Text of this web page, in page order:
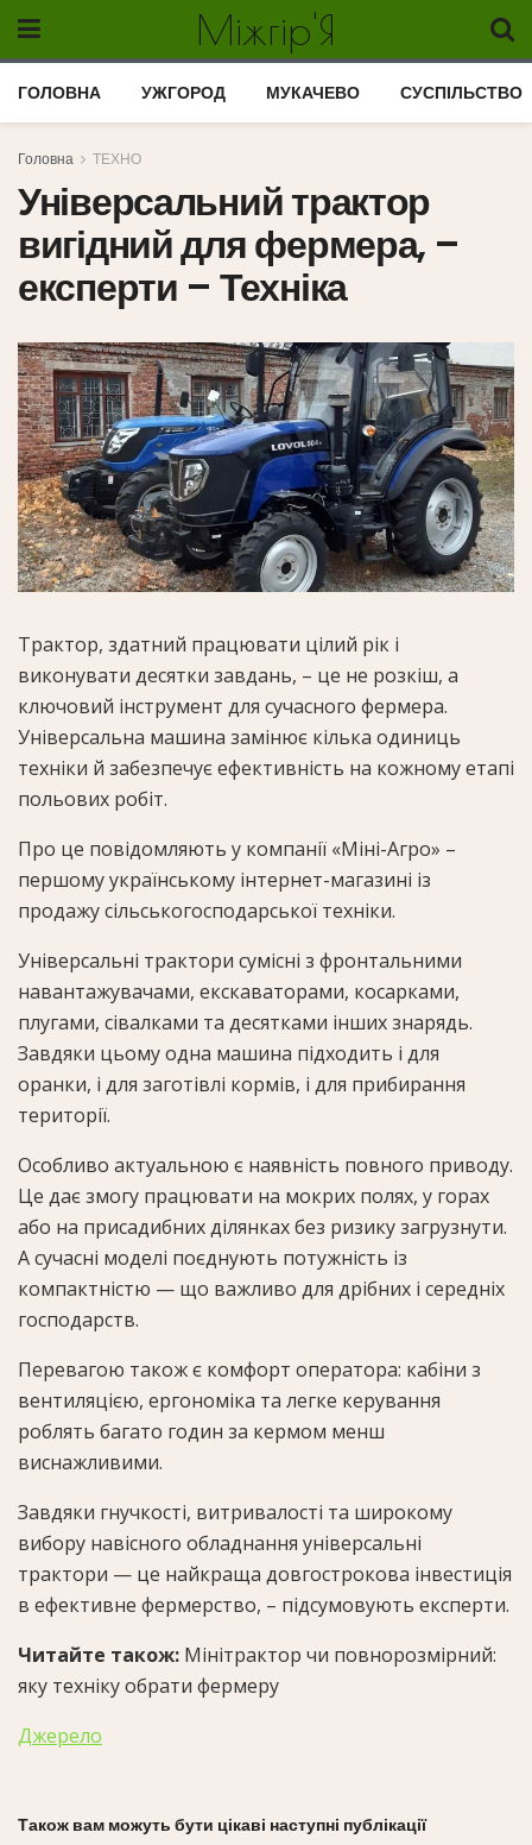
Міжгір'Я
ГОЛОВНА УЖГОРОД МУКАЧЕВО СУСПІЛЬСТВО
Головна ТЕХНО
Універсальний трактор
вигідний для фермера, –
експерти – Техніка
Трактор, здатний працювати цілий рік і
виконувати десятки завдань, – це не розкіш, а
ключовий інструмент для сучасного фермера.
Універсальна машина замінює кілька одиниць
техніки й забезпечує ефективність на кожному етапі
польових робіт.
Про це повідомляють у компанії «Міні-Агро» –
першому українському інтернет-магазині із
продажу сільськогосподарської техніки.
Універсальні трактори сумісні з фронтальними
навантажувачами, екскаваторами, косарками,
плугами, сівалками та десятками інших знарядь.
Завдяки цьому одна машина підходить і для
оранки, і для заготівлі кормів, і для прибирання
території.
Особливо актуальною є наявність повного приводу.
Це дає змогу працювати на мокрих полях, у горах
або на присадибних ділянках без ризику загрузнути.
А сучасні моделі поєднують потужність із
компактністю — що важливо для дрібних і середніх
господарств.
Перевагою також є комфорт оператора: кабіни з
вентиляцією, ергономіка та легке керування
роблять багато годин за кермом менш
виснажливими.
Завдяки гнучкості, витривалості та широкому
вибору навісного обладнання універсальні
трактори — це найкраща довгострокова інвестиція
в ефективне фермерство, – підсумовують експерти.
Читайте також: Мінітрактор чи повнорозмірний:
яку техніку обрати фермеру
Джерело
Також вам можуть бути цікаві наступні публікації